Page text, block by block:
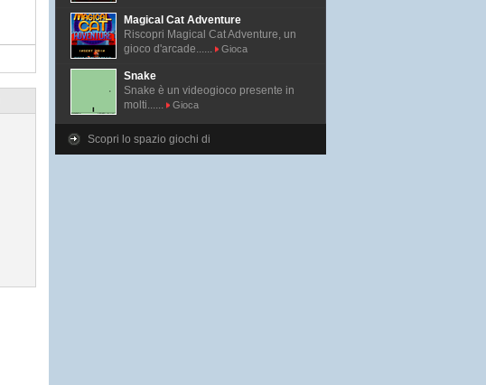
Magical Cat Adventure
Riscopri Magical Cat Adventure, un
gioco d'arcade......
Gioca
Snake
Snake è un videogioco presente in
molti......
Gioca
Scopri lo spazio giochi di